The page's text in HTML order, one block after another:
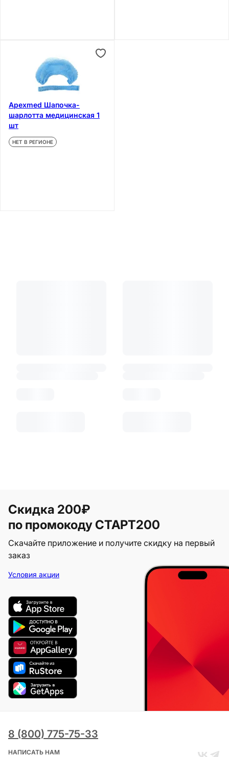
Apexmed Шапочка-
шарлотта медицинская 1
шт
НЕТ В РЕГИОНЕ
Скидка 200₽
по промокоду СТАРТ200
Скачайте приложение и получите скидку на первый
заказ
Условия акции
8 (800) 775-75-33
НАПИСАТЬ НАМ